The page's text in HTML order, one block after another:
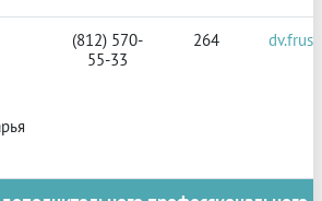
(812) 570-
55-33
264